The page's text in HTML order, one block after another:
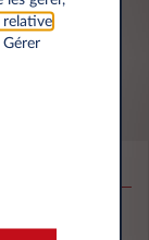
relative